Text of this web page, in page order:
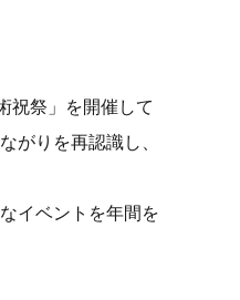
祝祭」を開催して
りを再認識し、
イベントを年間を